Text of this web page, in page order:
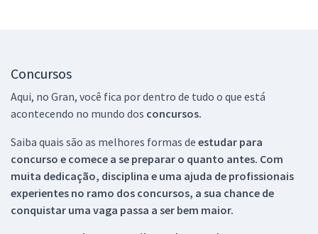
Concursos
Aqui, no Gran, você fica por dentro de tudo o que está
acontecendo no mundo dos concursos.
Saiba quais são as melhores formas de estudar para
concurso e comece a se preparar o quanto antes. Com
muita dedicação, disciplina e uma ajuda de profissionais
experientes no ramo dos concursos, a sua chance de
conquistar uma vaga passa a ser bem maior.